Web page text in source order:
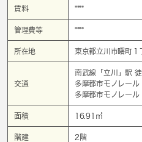
賃料 ****
管理費等 ****
所在地 東京都立川市曙町
交通
南武線「 立川
」駅
多摩都市モノレール
多摩都市モノレール
面積 16.91㎡
階建 2階